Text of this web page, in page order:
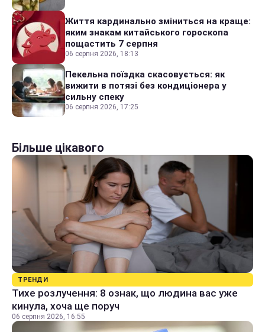
Життя кардинально зміниться на краще:
яким знакам китайського гороскопа
пощастить 7 серпня
06 серпня 2026, 18:13
Пекельна поїздка скасовується: як
вижити в потязі без кондиціонера у
сильну спеку
06 серпня 2026, 17:25
Більше цікавого
ТРЕНДИ
Тихе розлучення: 8 ознак, що людина вас уже
кинула, хоча ще поруч
06 серпня 2026, 16:55